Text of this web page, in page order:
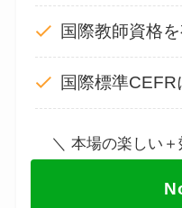
国際教師資格
国際標準
＼ 本場の楽しい